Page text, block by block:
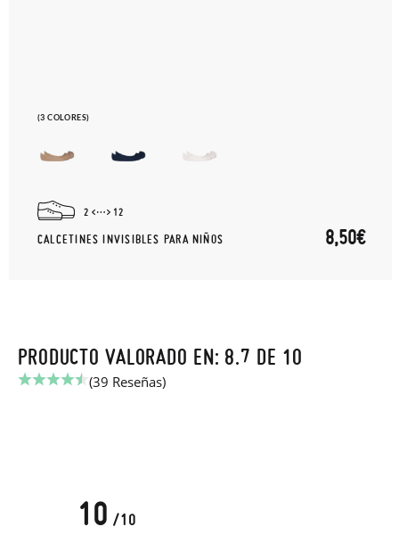
(3 COLORES)
2 12
CALCETINES INVISIBLES PARA NIÑOS 8,50€
PRODUCTO VALORADO EN: 8.7 DE 10
(39 Reseñas)
10 /10